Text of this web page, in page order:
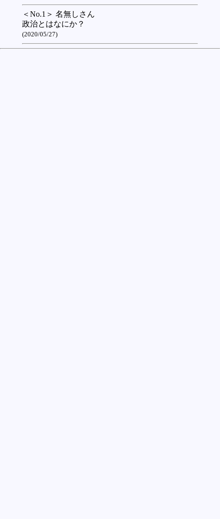
＜No.1＞ 名無しさん
政治とはなにか？
(2020/05/27)